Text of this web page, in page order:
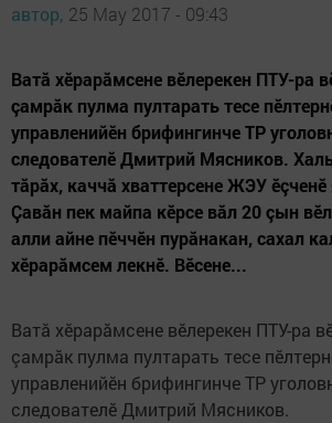
автор, 25 May 2017 - 09:43
Ватă хӗрарăмсене вӗлерекен ПТУ-ра
çамрăк пулма пултарать тесе
управленийӗн брифингинче ТР
следователӗ Дмитрий Мясников.
тăрăх, каччă хваттерсене ЖЭУ ӗçченӗ
Çавăн пек майпа кӗрсе вăл 20 çын
алли айне пӗччӗн пурăнакан, сахал
хӗрарăмсем лекнӗ. Вӗсене...
Ватă хӗрарăмсене вӗлерекен ПТУ-ра
çамрăк пулма пултарать тесе
управленийӗн брифингинче ТР
следователӗ Дмитрий Мясников.